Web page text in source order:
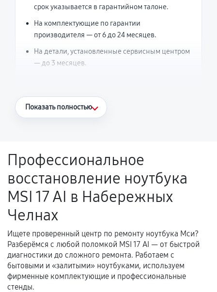
срок указывается в гарантийном талоне.
На комплектующие по гарантии
производителя — от 6 до 24 месяцев.
На детали, установленные сервисным центром
— до 3 месяцев.
Что считается гарантийным случаем
Поломка установленной детали при
нормальной эксплуатации в течение
гарантийного срока.
Несоответствие комплектующей заявленным
техническим характеристикам.
Документы для подтверждения
гарантии
Показать полностью
Профессиональное
восстановление ноутбука
MSI 17 AI в Набережных
Челнах
Ищете проверенный центр по ремонту ноутбука Мси?
Разберёмся с любой поломкой MSI 17 AI — от быстрой
диагностики до сложного ремонта. Работаем с
бытовыми и «залитыми» ноутбуками, используем
фирменные комплектующие и профессиональные
стенды.